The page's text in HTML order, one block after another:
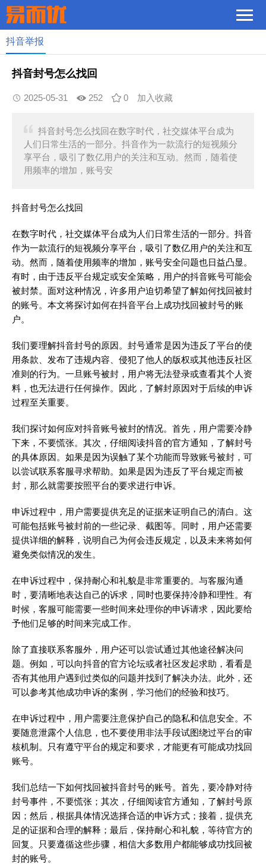
抖音举报
抖音封号怎么找回
2025-05-31 252 0 加入收藏
抖音封号怎么找回在数字时代，社交媒体平台成为
人们日常生活的一部分。抖音作为一款流行的短视频分
享平台，吸引了数亿用户的关注和互动。然而，随着使
用频率的增加，账号安
抖音封号怎么找回
在数字时代，社交媒体平台成为人们日常生活的一部分。抖音
作为一款流行的短视频分享平台，吸引了数亿用户的关注和互
动。然而，随着使用频率的增加，账号安全问题也日益凸显。
有时，由于违反平台规定或安全策略，用户的抖音账号可能会
被封禁。面对这种情况，许多用户迫切希望了解如何找回被封
的账号。本文将探讨如何在抖音平台上成功找回被封号的账
户。
我们要理解抖音封号的原因。封号通常是因为违反了平台的使
用条款、发布了违规内容、侵犯了他人的版权或其他违反社区
准则的行为。一旦账号被封，用户将无法登录或查看其个人资
料，也无法进行任何操作。因此，了解封原因对于后续的申诉
过程至关重要。
我们探讨如何应对抖音账号被封的情况。首先，用户需要冷静
下来，不要慌张。其次，仔细阅读抖音的官方通知，了解封号
的具体原因。如果是因为误触了某个功能而导致账号被封，可
以尝试联系客服寻求帮助。如果是因为违反了平台规定而被
封，那么就需要按照平台的要求进行申诉。
申诉过程中，用户需要提供充足的证据来证明自己的清白。这
可能包括账号被封前的一些记录、截图等。同时，用户还需要
提供详细的解释，说明自己为何会违反规定，以及未来将如何
避免类似情况的发生。
在申诉过程中，保持耐心和礼貌是非常重要的。与客服沟通
时，要清晰地表达自己的诉求，同时也要保持冷静和理性。有
时候，客服可能需要一些时间来处理你的申诉请求，因此要给
予他们足够的时间来完成工作。
除了直接联系客服外，用户还可以尝试通过其他途径解决问
题。例如，可以向抖音的官方论坛或者社区发起求助，看看是
否有其他用户遇到过类似的问题并找到了解决办法。此外，还
可以参考其他成功申诉的案例，学习他们的经验和技巧。
在申诉过程中，用户需要注意保护自己的隐私和信息安全。不
要随意泄露个人信息，也不要使用非法手段试图绕过平台的审
核机制。只有遵守平台的规定和要求，才能更有可能成功找回
账号。
我们总结一下如何找回被抖音封号的账号。首先，要冷静对待
封号事件，不要慌张；其次，仔细阅读官方通知，了解封号原
因；然后，根据具体情况选择合适的申诉方式；接着，提供充
足的证据和合理的解释；最后，保持耐心和礼貌，等待官方的
回复。只要遵循这些步骤，相信大多数用户都能够成功找回被
封的账号。